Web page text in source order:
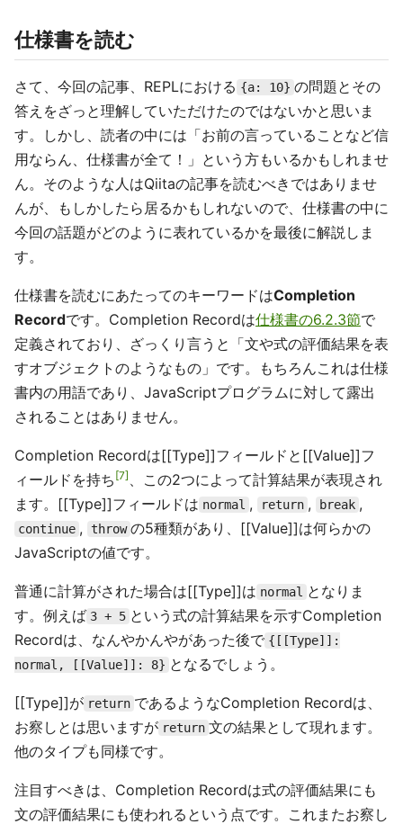
仕様書を読む
さて、今回の記事、REPLにおける {a: 10} の問題とその
答えをざっと理解していただけたのではないかと思いま
す。しかし、読者の中には「お前の言っていることなど信
用ならん、仕様書が全て！」という方もいるかもしれませ
ん。そのような人はQiitaの記事を読むべきではありませ
んが、もしかしたら居るかもしれないので、仕様書の中に
今回の話題がどのように表れているかを最後に解説しま
す。
仕様書を読むにあたってのキーワードはCompletion
Recordです。Completion Recordは仕様書の6.2.3節で
定義されており、ざっくり言うと「文や式の評価結果を表
すオブジェクトのようなもの」です。もちろんこれは仕様
書内の用語であり、JavaScriptプログラムに対して露出
されることはありません。
Completion Recordは[[Type]]フィールドと[[Value]]フ
ィールドを持ち 7
、この2つによって計算結果が表現され
ます。[[Type]]フィールドは normal , return , break ,
continue , throw の5種類があり、[[Value]]は何らかの
JavaScriptの値です。
普通に計算がされた場合は[[Type]]は normal となりま
す。例えば 3 + 5 という式の計算結果を示すCompletion
Recordは、なんやかんやがあった後で {[[Type]]:
normal, [[Value]]: 8} となるでしょう。
[[Type]]が return であるようなCompletion Recordは、
お察しとは思いますが return 文の結果として現れます。
他のタイプも同様です。
注目すべきは、Completion Recordは式の評価結果にも
文の評価結果にも使われるという点です。これまたお察し